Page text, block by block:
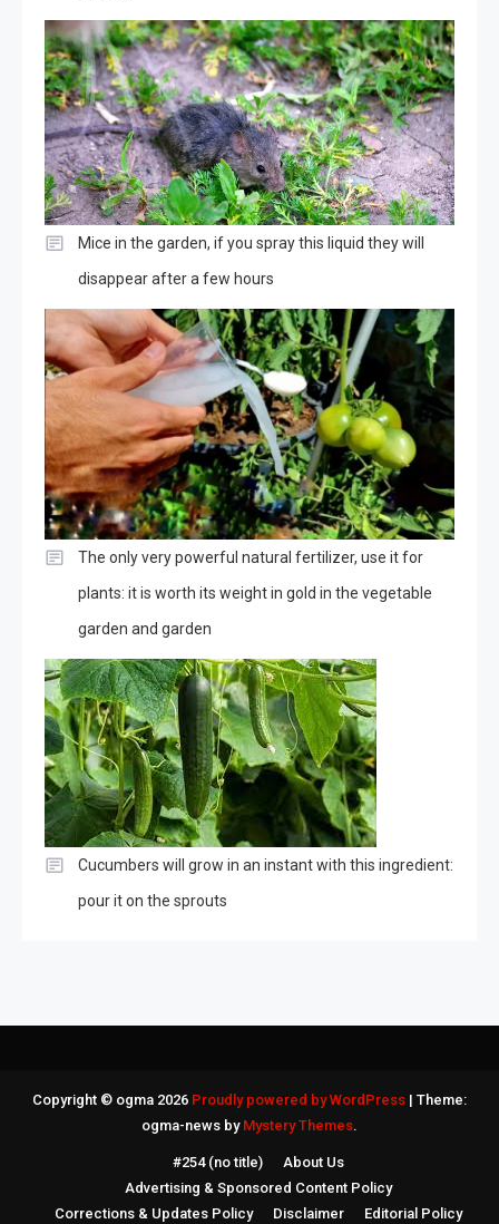
Mice in the garden, if you spray this liquid they will
disappear after a few hours
The only very powerful natural fertilizer, use it for
plants: it is worth its weight in gold in the vegetable
garden and garden
Cucumbers will grow in an instant with this ingredient:
pour it on the sprouts
Copyright © ogma 2026 Proudly powered by WordPress | Theme:
ogma-news by Mystery Themes.
#254 (no title)
About Us
Advertising & Sponsored Content Policy
Corrections & Updates Policy
Disclaimer Editorial Policy